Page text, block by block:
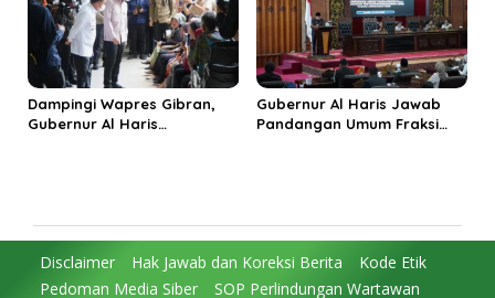
Dampingi Wapres Gibran,
Gubernur Al Haris
Gubernur Al Haris Jawab
Pandangan Umum Fraksi
Disclaimer Hak Jawab dan Koreksi Berita
Kode Etik
Pedoman Media Siber
SOP Perlindungan Wartawan